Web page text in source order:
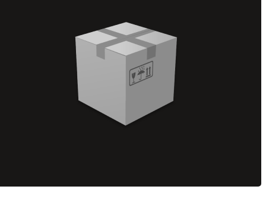
Focus (2006-2010)
KA (2002-2006)
Mustang 5 (2004-2015)
Mustang 6 (2014-2023)
G37 Q60 (2009-2017)